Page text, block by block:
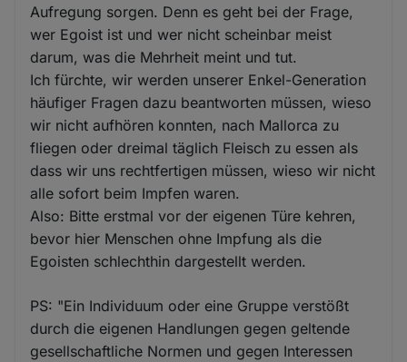
Aufregung sorgen. Denn es geht bei der Frage,
wer Egoist ist und wer nicht scheinbar meist
darum, was die Mehrheit meint und tut.
Ich fürchte, wir werden unserer Enkel-Generation
häufiger Fragen dazu beantworten müssen, wieso
wir nicht aufhören konnten, nach Mallorca zu
fliegen oder dreimal täglich Fleisch zu essen als
dass wir uns rechtfertigen müssen, wieso wir nicht
alle sofort beim Impfen waren.
Also: Bitte erstmal vor der eigenen Türe kehren,
bevor hier Menschen ohne Impfung als die
Egoisten schlechthin dargestellt werden.
PS: "Ein Individuum oder eine Gruppe verstößt
durch die eigenen Handlungen gegen geltende
gesellschaftliche Normen und gegen Interessen